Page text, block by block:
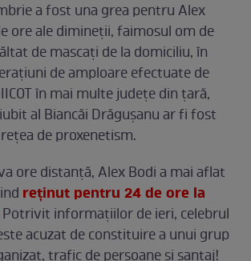
a fost una grea pentru Alex
ore ale dimineții, faimosul om de
de mascați de la domiciliu, în
de amploare efectuate de
în mai multe județe din țară,
al Biancăi Drăgușanu ar fi fost
de proxenetism.
ore distanță, Alex Bodi a mai aflat
reținut pentru 24 de ore la
Potrivit informațiilor de ieri, celebrul
acuzat de constituire a unui grup